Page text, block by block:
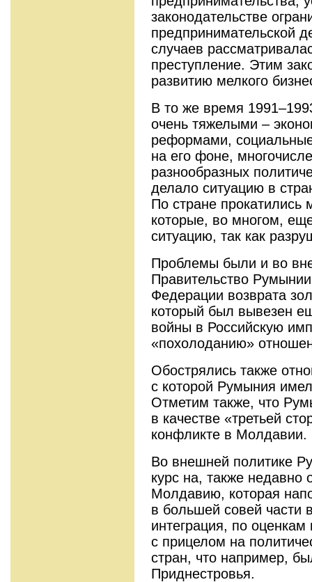
законодательстве
предпринимательской
случаев
преступление. Этим
развитию мелкого
В то же время
очень тяжелыми –
реформами,
на его фоне,
разнообразных
делало ситуацию в
По стране прокатились
которые, во многом,
ситуацию, так как
Проблемы были и во
Правительство
Федерации возврата
который был вывезен
войны в Российскую
«похолоданию»
Обострялись также
с которой Румыния
Отметим также, что
в качестве «третьей
конфликте в Молдавии.
Во внешней политике
курс на, также недавно
Молдавию, которая
в большей совей части
интеграция, по оценкам
с прицелом на
стран, что например,
Приднестровья.